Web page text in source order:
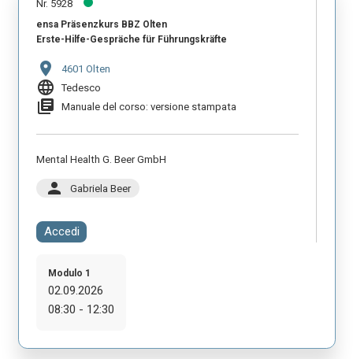
Nr. 5928
ensa Präsenzkurs BBZ Olten
Erste-Hilfe-Gespräche für Führungskräfte
location_on 4601 Olten
language Tedesco
library_books Manuale del corso: versione stampata
Mental Health G. Beer GmbH
person Gabriela Beer
Accedi
Modulo 1
02.09.2026
08:30 - 12:30